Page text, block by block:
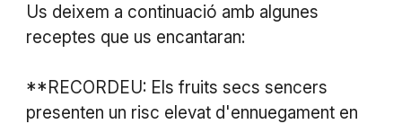
Us deixem a continuació amb algunes
receptes que us encantaran:
**RECORDEU: Els fruits secs sencers
presenten un risc elevat d'ennuegament en